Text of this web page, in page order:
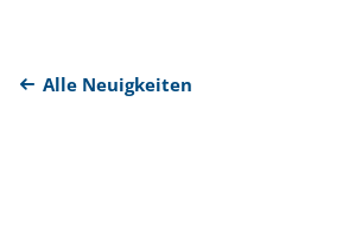
Alle Neuigkeiten